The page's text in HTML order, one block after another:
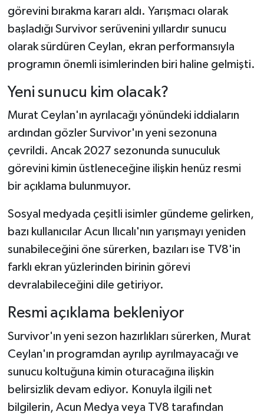
görevini bırakma kararı aldı. Yarışmacı olarak
başladığı Survivor serüvenini yıllardır sunucu
olarak sürdüren Ceylan, ekran performansıyla
programın önemli isimlerinden biri haline gelmişti.
Yeni sunucu kim olacak?
Murat Ceylan'ın ayrılacağı yönündeki iddiaların
ardından gözler Survivor'ın yeni sezonuna
çevrildi. Ancak 2027 sezonunda sunuculuk
görevini kimin üstleneceğine ilişkin henüz resmi
bir açıklama bulunmuyor.
Sosyal medyada çeşitli isimler gündeme gelirken,
bazı kullanıcılar Acun Ilıcalı'nın yarışmayı yeniden
sunabileceğini öne sürerken, bazıları ise TV8'in
farklı ekran yüzlerinden birinin görevi
devralabileceğini dile getiriyor.
Resmi açıklama bekleniyor
Survivor'ın yeni sezon hazırlıkları sürerken, Murat
Ceylan'ın programdan ayrılıp ayrılmayacağı ve
sunucu koltuğuna kimin oturacağına ilişkin
belirsizlik devam ediyor. Konuyla ilgili net
bilgilerin, Acun Medya veya TV8 tarafından